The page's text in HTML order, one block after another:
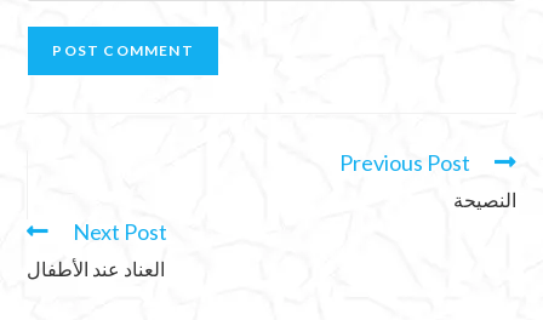
Previous Post
النصيحة
Next Post
العناد عند الأطفال